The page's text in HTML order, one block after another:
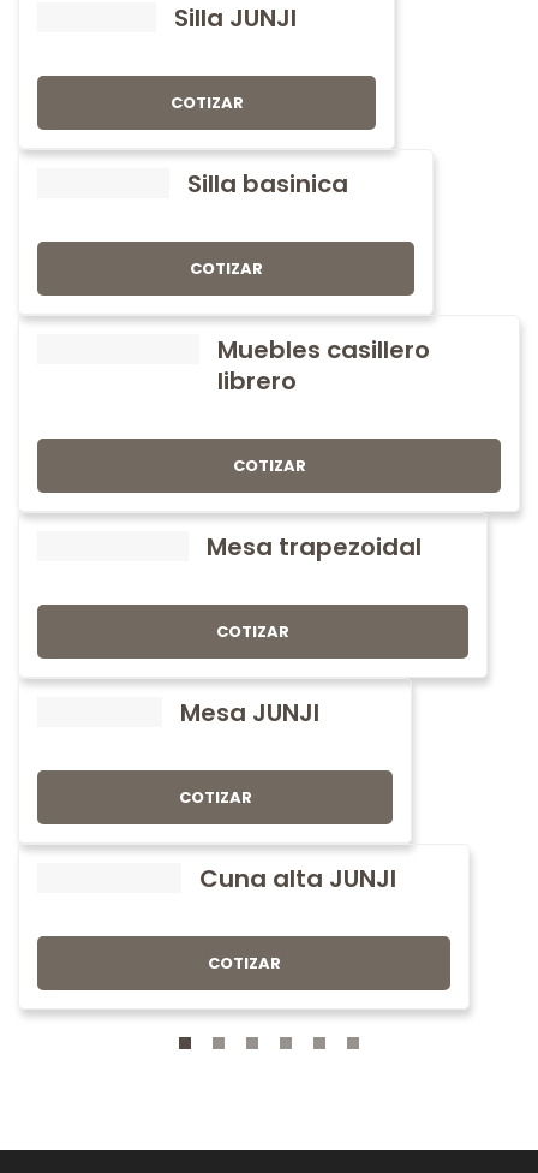
Silla JUNJI
COTIZAR
Silla basinica
COTIZAR
Muebles casillero
librero
COTIZAR
Mesa trapezoidal
COTIZAR
Mesa JUNJI
COTIZAR
Cuna alta JUNJI
COTIZAR